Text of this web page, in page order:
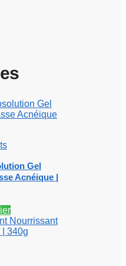
Gel
Acnéique |